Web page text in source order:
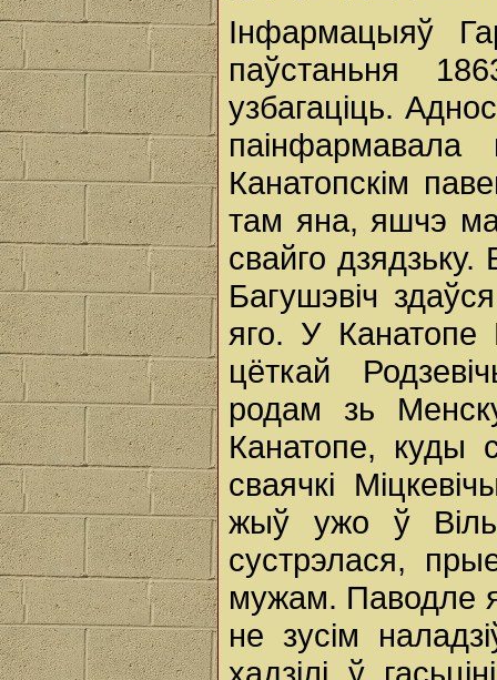
Інфармацыяў
паўстаньня
узбагаціць.
Канатопскім
там яна, яшчэ
свайго
Багушэвіч
яго. У Канатопе
цёткай
родам зь
Канатопе, куды
сваячкі
жыў ужо ў
сустрэлася,
мужам. Паводле
не зусім